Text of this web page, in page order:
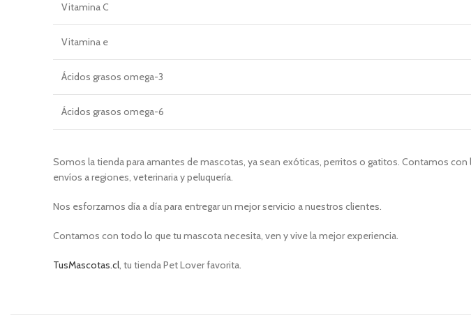
Vitamina C
Vitamina e
Ácidos grasos omega-3
Ácidos grasos omega-6
Somos la tienda para amantes de mascotas, ya sean exóticas, perritos o gatitos. Contamos
envíos a regiones, veterinaria y peluquería.
Nos esforzamos día a día para entregar un mejor servicio a nuestros clientes.
Contamos con todo lo que tu mascota necesita, ven y vive la mejor experiencia.
TusMascotas.cl, tu tienda Pet Lover favorita.